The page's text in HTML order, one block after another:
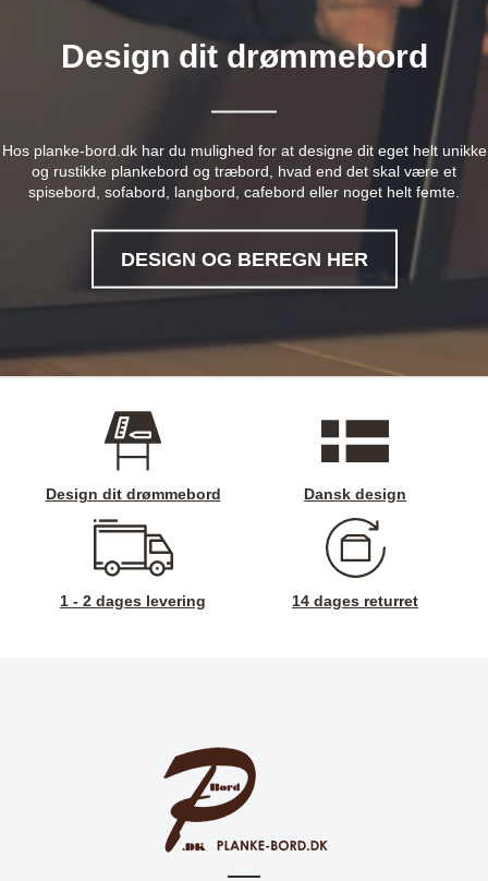
Design dit drømmebord
Hos planke-bord.dk har du mulighed for at designe dit eget helt unikke
og rustikke plankebord og træbord, hvad end det skal være et
spisebord, sofabord, langbord, cafebord eller noget helt femte.
DESIGN OG BEREGN HER
Design dit drømmebord Dansk design
1 - 2 dages levering 14 dages returret